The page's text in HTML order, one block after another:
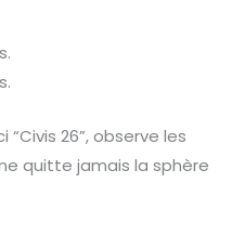
26”, observe les
quitte jamais la sphère